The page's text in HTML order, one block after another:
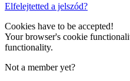
Elfelejtetted a jelszód?
Cookies have to be accepted!
Your browser's cookie
functionality.
Not a member yet?